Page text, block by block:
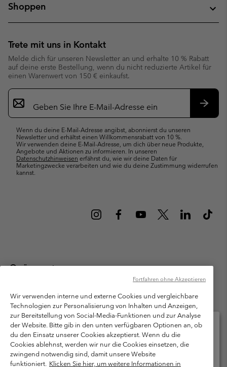
Shoppen
Trete mit uns in Kontakt
Melde dich für unseren Newsletter an und erhalte 10 % Rabatt
auf deine erste Bestellung, wenn du nicht reduzierte Artikel für
einen Warenwert von 150 € einkaufst.
Newsletter-
Anmeldung
Wenn du deine E-Mail-Adresse angibst, abonnierst du unseren
Newsletter und erhältst einen Willkommensrabatt von 10 %.
Wir verwenden deine E-Mail-Adresse, um dich über neue Produkte,
Angebote und Aktionen zu informieren. In unseren
Datenschutzhinweisen erfährst du, wie wir deine Daten für
Marketingzwecke verarbeiten und wie du deine Zustimmung widerrufen
kannst.
Österreich
Columbia Sportswear Austria GmbH. Moosfeldstraße 1, 5101
Bergheim, Salzburg Österreich. Alle Rechte vorbehalten.
Nutzungsbedingungen
Allgemeine Verkaufsbedingungen
Garantie
Datenschutzerklärung
Bestimmungen und Bedingungen des Mitglieder Programms
Nutzungsbedingungen Für Nutzergenerierte Inhalte
Wir verwenden interne und externe Cookies und vergleichbare
Technologien zur Personalisierung von Inhalten und Anzeigen,
zur Bereitstellung von Social-Media-Funktionen und zur Analyse
der Website. Bitte gib in den unten verfügbaren Optionen an, ob
du den Einsatz unserer Cookies akzeptierst. Wenn du die
Cookies ablehnst, werden wir nur die Cookies einsetzen, die
zwingend notwendig sind, damit unsere Website
funktioniert. Klicken Sie hier, um weitere Informationen in
Fortfahren ohne Akzeptieren
Bitte wählen Sie Ihr Lieferland und Ihre Sprache
Online-Einkauf verfügbar